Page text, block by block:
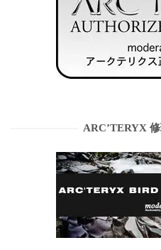
ARC’TERYX